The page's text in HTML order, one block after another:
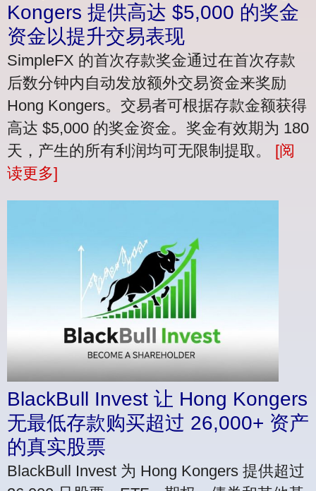
Kongers 提供高达 $5,000 的奖金
资金以提升交易表现
SimpleFX 的首次存款奖金通过在首次存款
后数分钟内自动发放额外交易资金来奖励
Hong Kongers。交易者可根据存款金额获得
高达 $5,000 的奖金资金。奖金有效期为 180
天，产生的所有利润均可无限制提取。 [阅
读更多]
BlackBull Invest 让 Hong Kongers
无最低存款购买超过 26,000+ 资产
的真实股票
BlackBull Invest 为 Hong Kongers 提供超过